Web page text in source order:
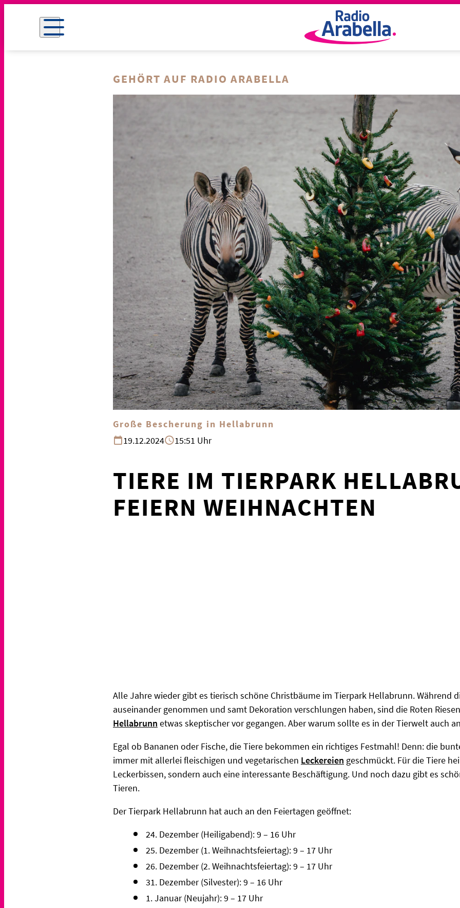
GEHÖRT AUF RADIO ARABELLA
Große Bescherung in Hellabrunn
19.12.2024
15:51 Uhr
TIERE IM TIERPARK
FEIERN WEIHNACHTEN
Alle Jahre wieder gibt es tierisch schöne Christbäume im Tierpark Hellabrunn. Während
auseinander genommen und samt Dekoration verschlungen haben, sind die Roten
Hellabrunn etwas skeptischer vor gegangen. Aber warum sollte es in der Tierwelt auch
Egal ob Bananen oder Fische, die Tiere bekommen ein richtiges Festmahl! Denn: die
immer mit allerlei fleischigen und vegetarischen Leckereien geschmückt. Für die Tiere
Leckerbissen, sondern auch eine interessante Beschäftigung. Und noch dazu gibt es
Tieren.
Der Tierpark Hellabrunn hat auch an den Feiertagen geöffnet:
24. Dezember (Heiligabend): 9 – 16 Uhr
25. Dezember (1. Weihnachtsfeiertag): 9 – 17 Uhr
26. Dezember (2. Weihnachtsfeiertag): 9 – 17 Uhr
31. Dezember (Silvester): 9 – 16 Uhr
1. Januar (Neujahr): 9 – 17 Uhr